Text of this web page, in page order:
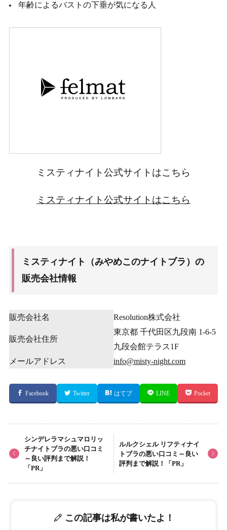
年齢によるバストの下垂が気になる人
ミスティナイト公式サイトはこちら
ミスティナイト公式サイトはこちら
ミスティナイト（みやめこのナイトブラ）の
販売会社情報
販売会社名 Resolution株式会社
販売会社住所
東京都 千代田区九段南 1-6-5
九段会館テラス1F
メールアドレス
info@misty-night.com
Facebook Twitter はてブ LINE Pocket
シンデレラマシュマロリッ
チナイトブラの悪い口コミ
～良い評判まで解説！
「PR」
ルルクシェル リフティナイ
トブラの悪い口コミ～良い
評判まで解説！「PR」
この記事は私が書いたよ！